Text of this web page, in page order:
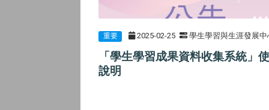
重要 2025-02-25 學生學習與生涯發展中
「學生學習成果資料收集系統」
說明